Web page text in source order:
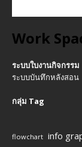
Work
ระบบใบงานกิจกรรม
ระบบบันทึกหลังสอน
กลุ่ม Tag
flowchart info